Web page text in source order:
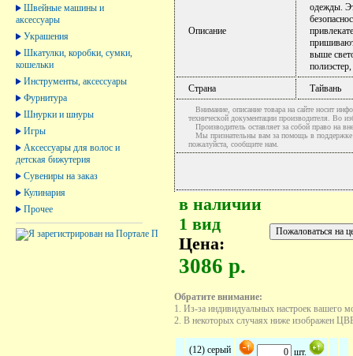
Швейные машины и
аксессуары
Украшения
Шкатулки, коробки, сумки,
кошельки
Инструменты, аксессуары
Фурнитура
Шнурки и шнуры
Игры
Аксессуары для волос и
детская бижутерия
Сувениры на заказ
Кулинария
Прочее
Описание
одежды.
выше
Страна
Тайвань
Внимание, описание товара на сайте носит
технической документации производителя. Во
Производитель оставляет за собой право на
Мы признательны вам за помощь в поддержке
пожалуйста, сообщите нам.
в наличии
1 вид
Цена:
3086 р.
Обратите внимание:
1. Из-за индивидуальных настроек вашего
2. В некоторых случаях ниже изображен
(12) серый шт.